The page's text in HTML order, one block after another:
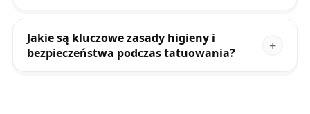
Jakie są kluczowe zasady higieny i
bezpieczeństwa podczas tatuowania?